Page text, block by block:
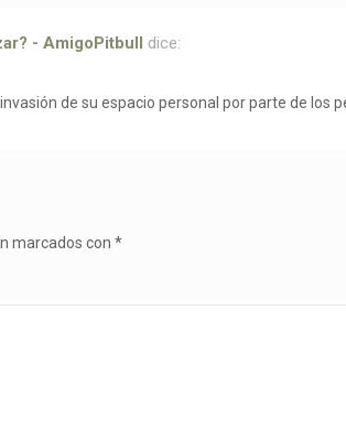
- AmigoPitbull dice:
de su espacio personal por parte de los
marcados con*